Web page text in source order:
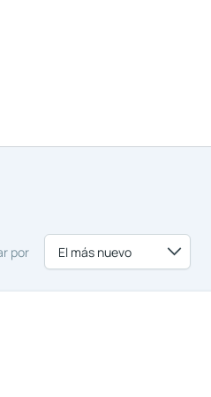
por